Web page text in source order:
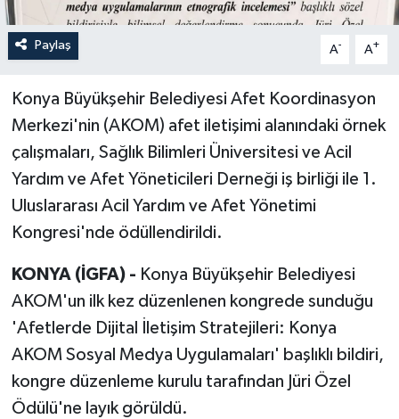
Paylaş A- A+
Konya Büyükşehir Belediyesi Afet Koordinasyon
Merkezi'nin (AKOM) afet iletişimi alanındaki örnek
çalışmaları, Sağlık Bilimleri Üniversitesi ve Acil
Yardım ve Afet Yöneticileri Derneği iş birliği ile 1.
Uluslararası Acil Yardım ve Afet Yönetimi
Kongresi'nde ödüllendirildi.
KONYA (İGFA) - Konya Büyükşehir Belediyesi
AKOM'un ilk kez düzenlenen kongrede sunduğu
'Afetlerde Dijital İletişim Stratejileri: Konya
AKOM Sosyal Medya Uygulamaları' başlıklı bildiri,
kongre düzenleme kurulu tarafından Jüri Özel
Ödülü'ne layık görüldü.